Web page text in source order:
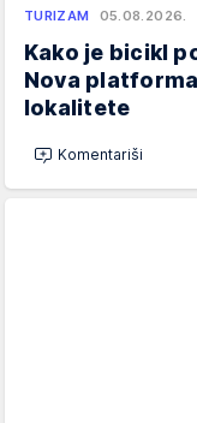
TURIZAM 05.08.2026.
Kako je bicikl
Nova
lokalitete
Komentariši